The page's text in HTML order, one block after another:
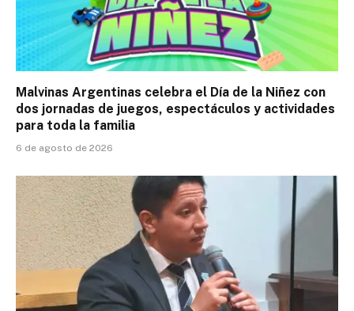
Malvinas Argentinas celebra el Día de la Niñez con
dos jornadas de juegos, espectáculos y actividades
para toda la familia
6 de agosto de 2026